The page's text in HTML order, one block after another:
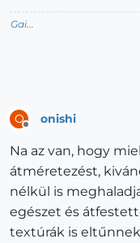
Gai...
O onishi
Na az van, hogy
átméretezést,
nélkül is
egészet és
textúrák is